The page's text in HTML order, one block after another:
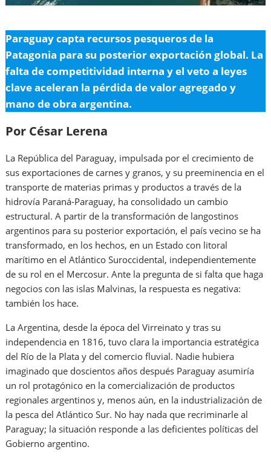
Paraguay capta recursos pesqueros de la
Patagonia para su posterior exportación global. La
falta de competitividad interna y el veto a leyes
clave aceleran la pérdida de valor agregado y
mano de obra argentina.
Por César Lerena
La República del Paraguay, impulsada por el crecimiento de
sus exportaciones de carnes y granos, y su preeminencia en el
transporte de materias primas y productos a través de la
hidrovía Paraná-Paraguay, ha consolidado un cambio
estructural. A partir de la transformación de langostinos
argentinos para su posterior exportación, el país vecino se ha
transformado, en los hechos, en un Estado con litoral
marítimo en el Atlántico Suroccidental, independientemente
de su rol en el Mercosur. Ante la pregunta de si falta que haga
negocios con las islas Malvinas, la respuesta es negativa:
también los hace.
La Argentina, desde la época del Virreinato y tras su
independencia en 1816, tuvo clara la importancia estratégica
del Río de la Plata y del comercio fluvial. Nadie hubiera
imaginado que doscientos años después Paraguay asumiría
un rol protagónico en la comercialización de productos
regionales argentinos y, menos aún, en la industrialización de
la pesca del Atlántico Sur. No hay nada que recriminarle al
Paraguay; la situación responde a las deficientes políticas del
Gobierno argentino.